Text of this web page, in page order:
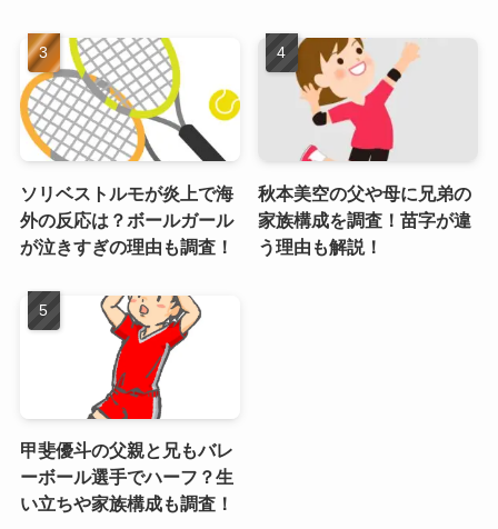
ソリベストルモが炎上で海
外の反応は？ボールガール
が泣きすぎの理由も調査！
秋本美空の父や母に兄弟の
家族構成を調査！苗字が違
う理由も解説！
甲斐優斗の父親と兄もバレ
ーボール選手でハーフ？生
い立ちや家族構成も調査！